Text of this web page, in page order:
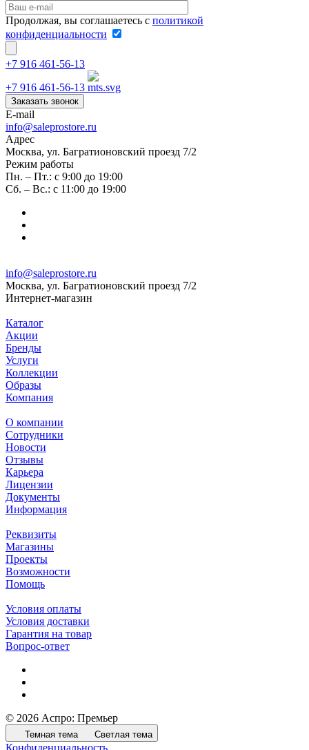
Продолжая, вы соглашаетесь с политикой
конфиденциальности
+7 916 461-56-13
+7 916 461-56-13
Заказать звонок
E-mail
info@saleprostore.ru
Адрес
Москва, ул. Багратионовский проезд 7/2
Режим работы
Пн. – Пт.: с 9:00 до 19:00
Сб. – Вс.: с 11:00 до 19:00
info@saleprostore.ru
Москва, ул. Багратионовский проезд 7/2
Интернет-магазин
Каталог
Акции
Бренды
Услуги
Коллекции
Образы
Компания
О компании
Сотрудники
Новости
Отзывы
Карьера
Лицензии
Документы
Информация
Реквизиты
Магазины
Проекты
Возможности
Помощь
Условия оплаты
Условия доставки
Гарантия на товар
Вопрос-ответ
© 2026 Аспро: Премьер
Темная тема Светлая тема
Конфиденциальность